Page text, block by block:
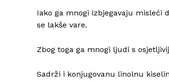
Iako ga mnogi izbjegavaju misleći
se lakše vare.
Zbog toga ga mnogi ljudi s
Sadrži i konjugovanu linolnu